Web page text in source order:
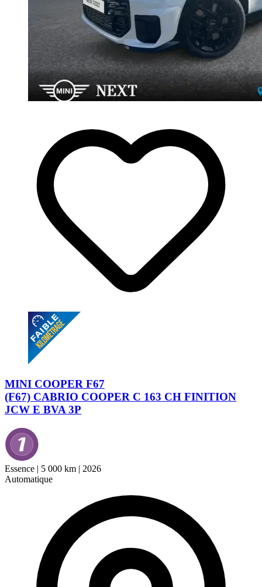
MINI COOPER F67
(F67) CABRIO COOPER C 163 CH FINITION
JCW E BVA 3P
Essence | 5 000 km | 2026
Automatique